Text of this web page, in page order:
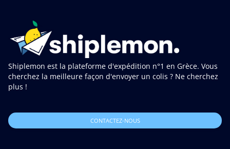
Shiplemon est la plateforme d'expédition n°1 en Grèce. Vous
cherchez la meilleure façon d'envoyer un colis ? Ne cherchez
plus !
CONTACTEZ-NOUS